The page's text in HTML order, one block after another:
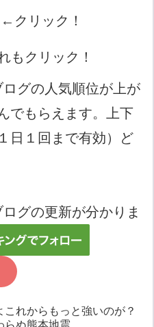
←クリック！
もクリック！
グの人気順位が上が
でもらえます。上下
日１回まで有効）ど
グの更新が分かりま
これからもっと強いのが？